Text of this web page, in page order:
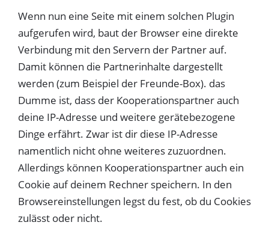
Wenn nun eine Seite mit einem solchen Plugin
aufgerufen wird, baut der Browser eine direkte
Verbindung mit den Servern der Partner auf.
Damit können die Partnerinhalte dargestellt
werden (zum Beispiel der Freunde-Box). das
Dumme ist, dass der Kooperationspartner auch
deine IP-Adresse und weitere gerätebezogene
Dinge erfährt. Zwar ist dir diese IP-Adresse
namentlich nicht ohne weiteres zuzuordnen.
Allerdings können Kooperationspartner auch ein
Cookie auf deinem Rechner speichern. In den
Browsereinstellungen legst du fest, ob du Cookies
zulässt oder nicht.